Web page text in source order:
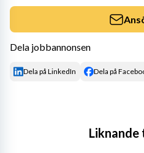
Dela jobbannonsen
Dela på LinkedIn Dela på